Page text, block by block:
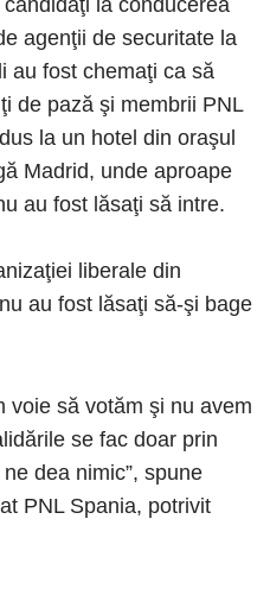
la conducerea
agenţii de securitate la
au fost chemaţi ca să
de pază şi membrii PNL
la un hotel din oraşul
Madrid, unde aproape
au fost lăsaţi să intre.
liberale din
au fost lăsaţi să-şi bage
voie să votăm şi nu avem
se fac doar prin
dea nimic”, spune
PNL Spania, potrivit